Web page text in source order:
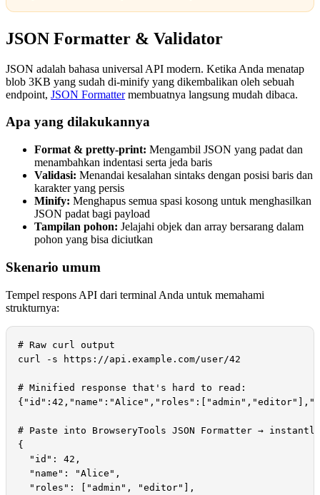
JSON Formatter & Validator
JSON adalah bahasa universal API modern. Ketika Anda menatap
blob 3KB yang sudah di-minify yang dikembalikan oleh sebuah
endpoint, JSON Formattermembuatnya langsung mudah dibaca.
Apa yang dilakukannya
Format & pretty-print: Mengambil JSON yang padat dan
menambahkan indentasi serta jeda baris
Validasi: Menandai kesalahan sintaks dengan posisi baris dan
karakter yang persis
Minify: Menghapus semua spasi kosong untuk menghasilkan
JSON padat bagi payload
Tampilan pohon: Jelajahi objek dan array bersarang dalam
pohon yang bisa diciutkan
Skenario umum
Tempel respons API dari terminal Anda untuk memahami
strukturnya:
# Raw curl output
curl -s https://api.example.com/user/42
# Minified response that's hard to read:
# Paste into BrowseryTools JSON Formatter →
{
  "id": 42,
  "name": "Alice",
  "roles": ["admin", "editor"],